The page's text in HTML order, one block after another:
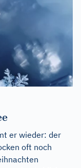
er wieder: der
oft noch